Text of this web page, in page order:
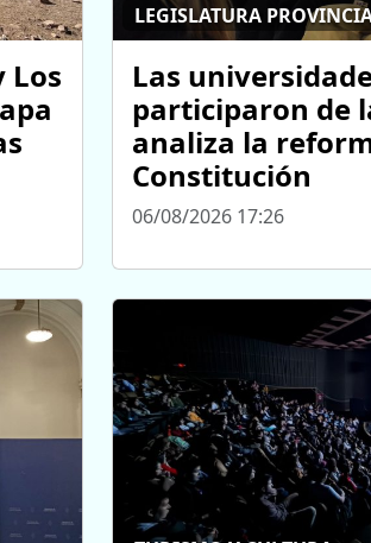
Los
LEGISLATURA
Las
participaron de
analiza la
Constitución
06/08/2026 17:26